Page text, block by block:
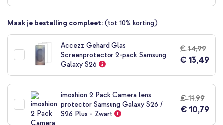
Maak je bestelling compleet: (tot 10% korting)
Accezz Gehard Glas
Screenprotector 2-pack Samsung
Galaxy S26
€ 14,99
€ 13,49
imoshion 2 Pack Camera lens
protector Samsung Galaxy S26 /
S26 Plus - Zwart
€ 11,99
€ 10,79